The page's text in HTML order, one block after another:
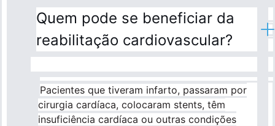
Quem pode se beneficiar da
reabilitação cardiovascular?
Pacientes que tiveram infarto, passaram por
cirurgia cardíaca, colocaram stents, têm
insuficiência cardíaca ou outras condições